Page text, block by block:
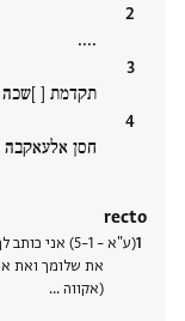
....
תקדמת [ ]שכה
חסן
recto
(ע"א – 1–5)
את שלומך ואת
(אקווה ‮…